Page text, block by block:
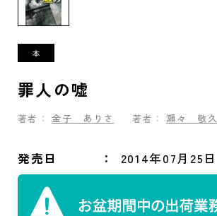
罪人の嘘
著者： 金子 ありさ 著者： 瀬々 敬久
発売日 2014年07月25日